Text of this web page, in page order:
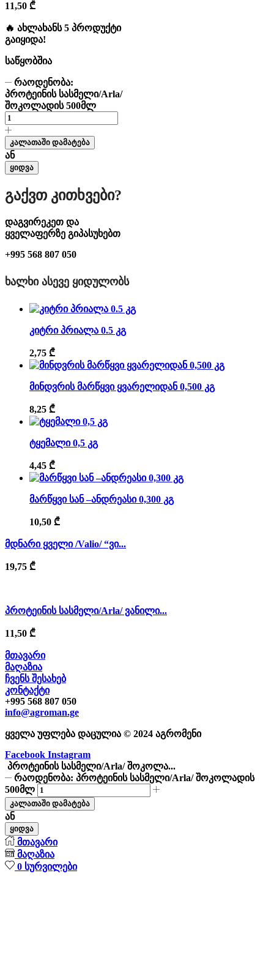
11,50 ₾
🔥 ახლახანს 5 პროდუქტი
გაიყიდა!
საწყობშია
რაოდენობა:
პროტეინის სასმელი/Arla/
შოკოლადის 500მლ
კალათაში დამატება
ან
ყიდვა
Გაქვთ Კითხვები?
დაგვირეკეთ და
ყველაფერზე გიპასუხებთ
+995 568 807 050
ᲮᲐᲚᲮᲘ ᲐᲡᲔᲕᲔ ᲧᲘᲓᲣᲚᲝᲑᲡ
კიტრი პრიალა 0.5 კგ
2,75 ₾
მინდვრის მარწყვი ყვარელიდან 0,500 კგ
8,25 ₾
ტყემალი 0,5 კგ
4,45 ₾
მარწყვი სან –ანდრეასი 0,300 კგ
10,50 ₾
მდნარი ყველი /Valio/ “ვი...
19,75 ₾
პროტეინის სასმელი/Arla/ ვანილი...
11,50 ₾
მთავარი
მაღაზია
ჩვენს შესახებ
კონტაქტი
+995 568 807 050
info@agroman.ge
ყველა უფლება დაცულია © 2024 აგრომენი
Facebook Instagram
პროტეინის სასმელი/Arla/ შოკოლა...
რაოდენობა: პროტეინის სასმელი/Arla/ შოკოლადის
500მლ
კალათაში დამატება
ან
ყიდვა
მთავარი
მაღაზია
0 სურვილები